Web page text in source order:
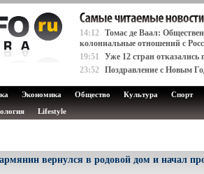
14:12 Томас де Ваал:
колониальные отношений с
19:51
Уже 12 стран отказались
23:52 Поздравление с Новым
Экономика Общество Культура
Спорт
Lifestyle
вернулся в родовой дом и начал